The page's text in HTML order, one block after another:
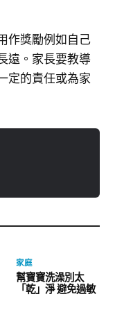
作獎勵例如自己
遠。家長要教導
定的責任或為家
家庭
幫寶寶洗澡別太
「乾」淨 避免過敏